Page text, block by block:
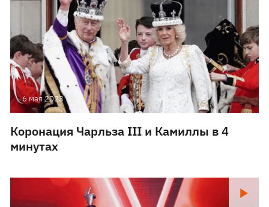
6 мая 2023
Коронация Чарльза III и Камиллы в 4
минутах